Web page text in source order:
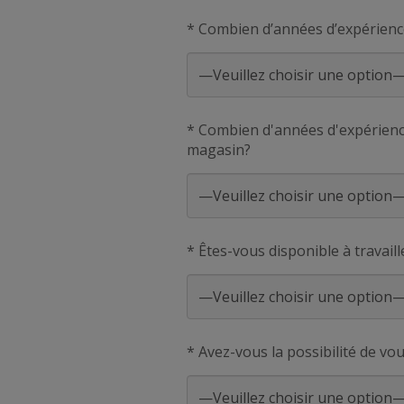
* Combien d’années
* Combien d'années
magasin?
* Êtes-vous disponible à
* Avez-vous la possibilité de